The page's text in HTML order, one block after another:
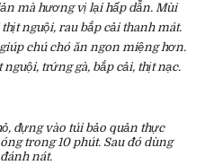
mà hương vị lại hấp dẫn. Mùi
nguội, rau bắp cải thanh mát.
chú chó ăn ngon miệng hơn.
trứng gà, bắp cải, thịt nạc.
đựng vào túi bảo quản thực
trong 10 phút. Sau đó dùng
nát.